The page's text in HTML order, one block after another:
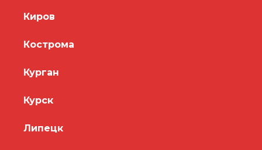
Киров
Кострома
Курган
Курск
Липецк